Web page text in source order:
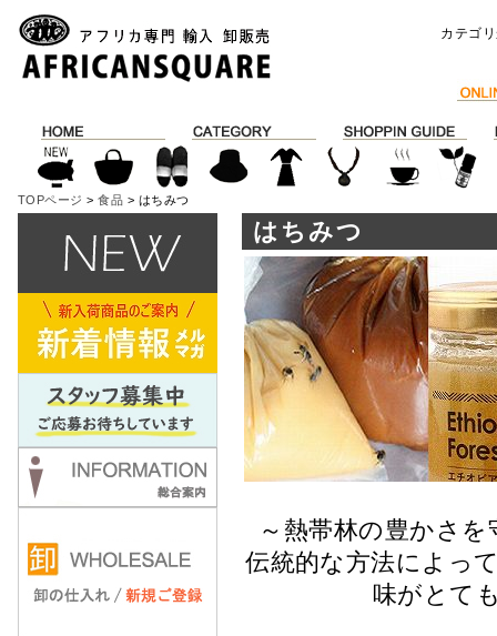
カテゴ
TOPページ >食品 > はちみつ
はちみつ
～熱帯林の豊かさ
伝統的な方法によっ
味がとて